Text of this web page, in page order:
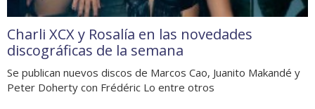
Charli XCX y Rosalía en las novedades
discográficas de la semana
Se publican nuevos discos de Marcos Cao, Juanito Makandé y
Peter Doherty con Frédéric Lo entre otros